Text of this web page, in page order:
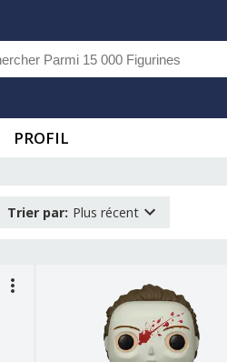
PROFIL
Trier par: Plus récent